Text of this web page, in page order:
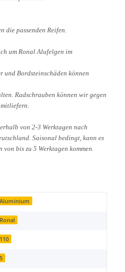
die passenden Reifen.
um Ronal Alufelgen im
und Bordsteinschäden können
Radschrauben können wir gegen
von 2-3 Werktagen nach
Saisonal bedingt, kann es
von bis zu 5 Werktagen kommen.
Aluminium
Ronal
110
5